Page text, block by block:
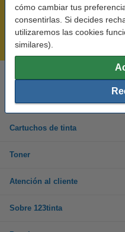
cómo cambiar tus
consentirlas. Si decides
utilizaremos las cookies
similares).
Rápido y sencillo
Mejor Precio Garantizado
En días
Cartuchos de tinta
Toner
Atención al cliente
Sobre 123tinta